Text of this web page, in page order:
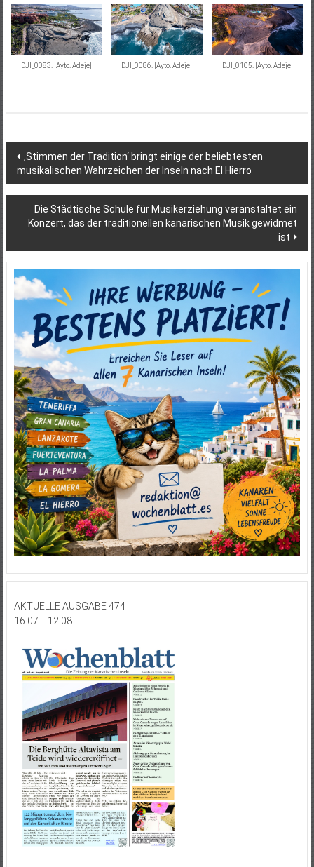
DJI_0083. [Ayto. Adeje] DJI_0086. [Ayto. Adeje] DJI_0105. [Ayto. Adeje]
Beitragsnavigation
,Stimmen der Tradition‘ bringt einige der beliebtesten
musikalischen Wahrzeichen der Inseln nach El Hierro
Die Städtische Schule für Musikerziehung veranstaltet ein
Konzert, das der traditionellen kanarischen Musik gewidmet
ist
AKTUELLE AUSGABE 474
16.07. - 12.08.